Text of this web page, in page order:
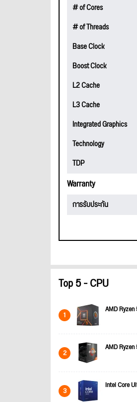
# of Cores
# of Threads
Base Clock
Boost Clock
L2 Cache
L3 Cache
Integrated Graphics
Technology
TDP
Warranty
การรับประกัน
Top 5 - CPU
1 AMD
2 AMD
3 Intel Core